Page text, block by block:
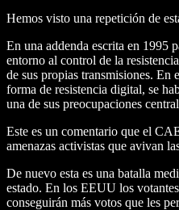
Hemos visto una repetición de
En una addenda escrita en 1995
entorno al control de la
de sus propias transmisiones.
forma de resistencia digital, se
una de sus preocupaciones
Este es un comentario que el
amenazas activistas que avivan
De nuevo esta es una batalla
estado. En los EEUU los
conseguirán más votos que les